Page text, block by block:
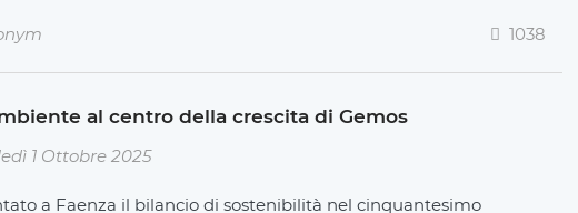
1038
al centro della crescita di Gemos
1 Ottobre 2025
a Faenza il bilancio di sostenibilità nel cinquantesimo